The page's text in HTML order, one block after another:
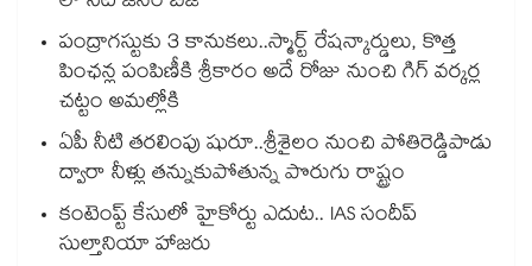
పంద్రాగస్టుకు 3 కానుకలు..స్మార్ట్ రేషన్కార్డులు, కొత్త
పింఛన్ల పంపిణీకి శ్రీకారం అదే రోజు నుంచి గిగ్ వర్కర్ల
చట్టం అమల్లోకి
ఏపీ నీటి తరలింపు షురూ..శ్రీశైలం నుంచి పోతిరెడ్డిపాడు
ద్వారా నీళ్లు తన్నుకుపోతున్న పొరుగు రాష్ట్రం
కంటెంప్ట్ కేసులో హైకోర్టు ఎదుట.. IAS సందీప్
సుల్తానియా హాజరు